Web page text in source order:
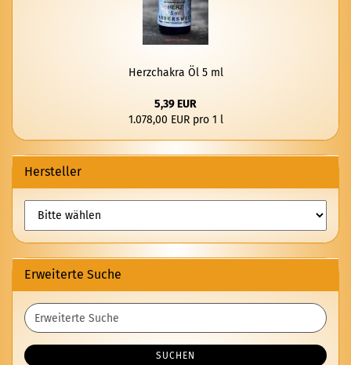
Herz­cha­kra Öl 5 ml
5,39 EUR
1.078,00 EUR pro 1 l
Hersteller
Erweiterte Suche
Erweiterte
Suche
SUCHEN